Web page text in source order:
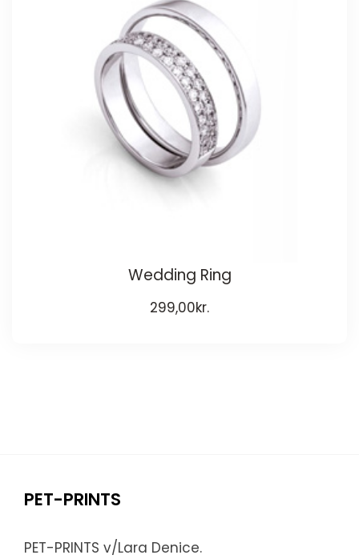
Wedding Ring
299,00kr.
PET-PRINTS
PET-PRINTS v/Lara Denice.